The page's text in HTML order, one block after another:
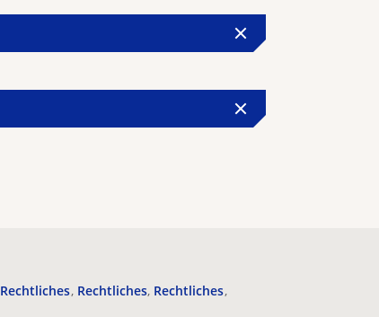
Rechtliches Rechtliches Rechtliches